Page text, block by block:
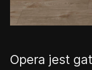
Opera jest